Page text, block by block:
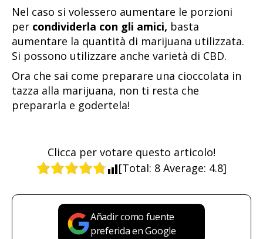
Nel caso si volessero aumentare le porzioni
per condividerla con gli amici, basta
aumentare la quantità di marijuana utilizzata.
Si possono utilizzare anche varietà di CBD.
Ora che sai come preparare una cioccolata in
tazza alla marijuana, non ti resta che
prepararla e godertela!
Clicca per votare questo articolo!
[Total: 8 Average: 4.8]
Añadir como fuente
preferida en Google